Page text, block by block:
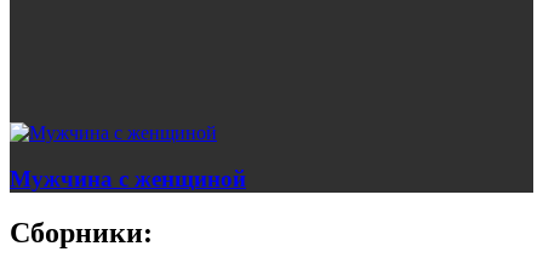
Мужчина с женщиной
Сборники: